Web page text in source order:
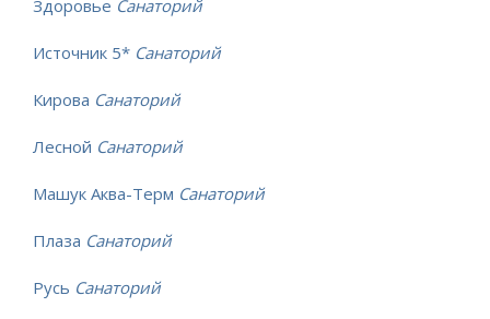
Здоровье Санаторий
Источник 5* Санаторий
Кирова Санаторий
Лесной Санаторий
Машук Аква-Терм Санаторий
Плаза Санаторий
Русь Санаторий